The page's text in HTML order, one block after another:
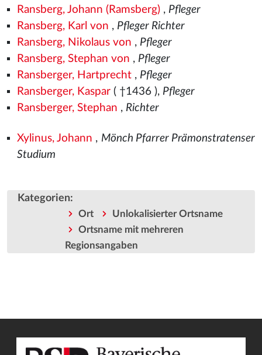
Ransberg, Johann (Ramsberg), Pfleger
Ransberg, Karl von , Pfleger Richter
Ransberg, Nikolaus von , Pfleger
Ransberg, Stephan von , Pfleger
Ransberger, Hartprecht, Pfleger
Ransberger, Kaspar( †1436 ), Pfleger
Ransberger, Stephan , Richter
Xylinus, Johann , Mönch Pfarrer Prämonstratenser
Studium
Kategorien:
Ort
Unlokalisierter Ortsname
Ortsname mit mehreren
Regionsangaben